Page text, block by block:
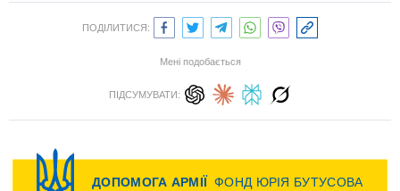
ПОДІЛИТИСЯ:
Мені подобається
ПІДСУМУВАТИ: